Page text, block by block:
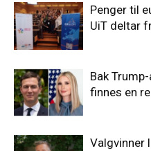
Penger til
UiT deltar
Bak
finnes en
Valgvinner